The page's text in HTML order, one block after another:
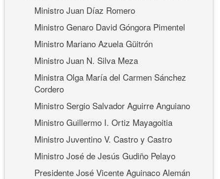
Ministro Juan Díaz Romero
Ministro Genaro David Góngora Pimentel
Ministro Mariano Azuela Güitrón
Ministro Juan N. Silva Meza
Ministra Olga María del Carmen Sánchez
Cordero
Ministro Sergio Salvador Aguirre Anguiano
Ministro Guillermo I. Ortiz Mayagoitia
Ministro Juventino V. Castro y Castro
Ministro José de Jesús Gudiño Pelayo
Presidente José Vicente Aguinaco Alemán